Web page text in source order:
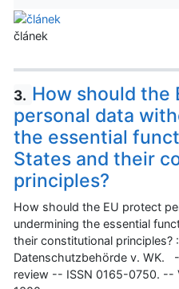
článek
3. How should the
personal data
the essential
States and their
principles?
How should the EU protect
undermining the essential
their constitutional principles?
Datenschutzbehörde v. WK.
review -- ISSN 0165-0750. --